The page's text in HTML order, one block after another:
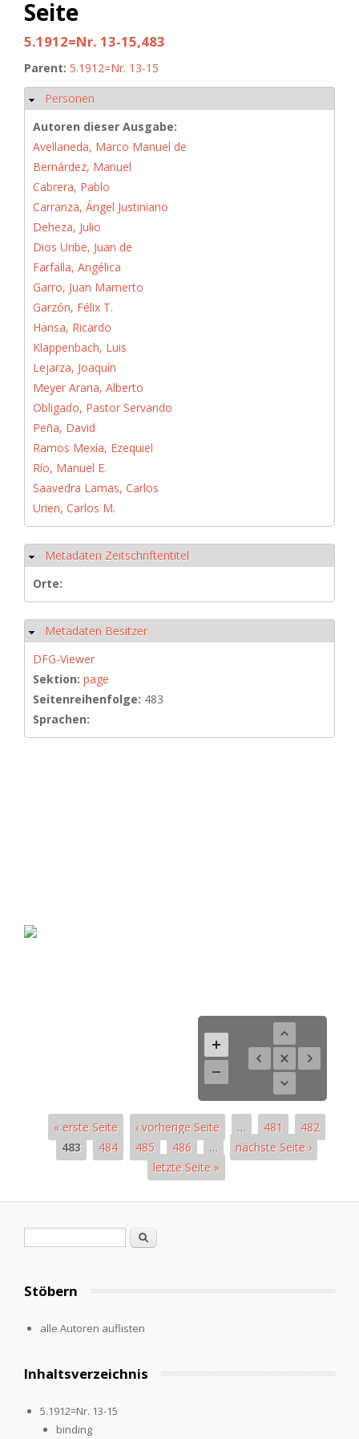
Seite
5.1912=Nr. 13-15,483
Parent: 5.1912=Nr. 13-15
Hide
Personen
Autoren dieser Ausgabe:
Avellaneda, Marco Manuel de
Bernárdez, Manuel
Cabrera, Pablo
Carranza, Ángel Justiniano
Deheza, Julio
Dios Uribe, Juan de
Farfalla, Angélica
Garro, Juan Mamerto
Garzón, Félix T.
Hansa, Ricardo
Klappenbach, Luis
Lejarza, Joaquín
Meyer Arana, Alberto
Obligado, Pastor Servando
Peña, David
Ramos Mexía, Ezequiel
Río, Manuel E.
Saavedra Lamas, Carlos
Urien, Carlos M.
Hide
Metadaten Zeitschriftentitel
Orte:
Hide
Metadaten Besitzer
DFG-Viewer
Sektion: page
Seitenreihenfolge: 483
Sprachen:
« erste Seite ‹ vorherige Seite … 481
482
483
484 485 486 …
nächste Seite ›
letzte Seite »
Search
Stöbern
alle Autoren auflisten
Inhaltsverzeichnis
5.1912=Nr. 13-15
binding